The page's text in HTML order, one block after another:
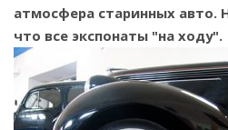
атмосфера старинных авто.
что все экспонаты "на ходу".